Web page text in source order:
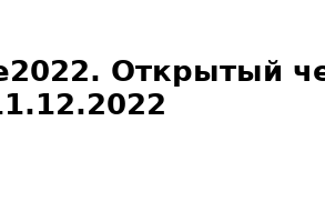
Открытый